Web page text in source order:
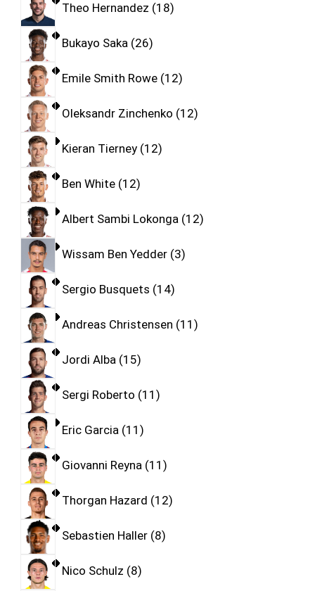
Theo Hernandez 18
Bukayo Saka 26
Emile Smith Rowe 12
Oleksandr Zinchenko 12
Kieran Tierney 12
Ben White 12
Albert Sambi Lokonga 12
Wissam Ben Yedder 3
Sergio Busquets 14
Andreas Christensen 11
Jordi Alba 15
Sergi Roberto 11
Eric Garcia 11
Giovanni Reyna 11
Thorgan Hazard 12
Sebastien Haller 8
Nico Schulz 8